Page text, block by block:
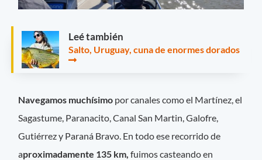
Leé también
Salto, Uruguay, cuna de enormes dorados
Navegamos muchísimo por canales como el Martínez, el
Sagastume, Paranacito, Canal San Martin, Galofre,
Gutiérrez y Paraná Bravo. En todo ese recorrido de
aproximadamente 135 km, fuimos casteando en